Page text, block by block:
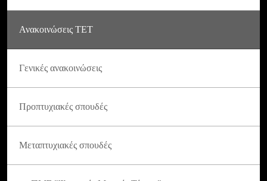
Ανακοινώσεις ΤΕΤ
Γενικές ανακοινώσεις
Προπτυχιακές σπουδές
Μεταπτυχιακές σπουδές